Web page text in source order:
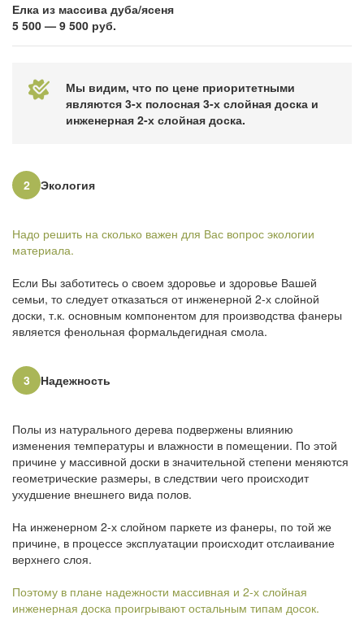
Елка из массива дуба/ясеня
5 500 — 9 500 руб.
Мы видим, что по цене приоритетными
являются 3-х полосная 3-х слойная доска и
инженерная 2-х слойная доска.
2 Экология
Надо решить на сколько важен для Вас вопрос экологии
материала.
Если Вы заботитесь о своем здоровье и здоровье Вашей
семьи, то следует отказаться от инженерной 2-х слойной
доски, т.к. основным компонентом для производства фанеры
является фенольная формальдегидная смола.
3 Надежность
Полы из натурального дерева подвержены влиянию
изменения температуры и влажности в помещении. По этой
причине у массивной доски в значительной степени меняются
геометрические размеры, в следствии чего происходит
ухудшение внешнего вида полов.
На инженерном 2-х слойном паркете из фанеры, по той же
причине, в процессе эксплуатации происходит отслаивание
верхнего слоя.
Поэтому в плане надежности массивная и 2-х слойная
инженерная доска проигрывают остальным типам досок.